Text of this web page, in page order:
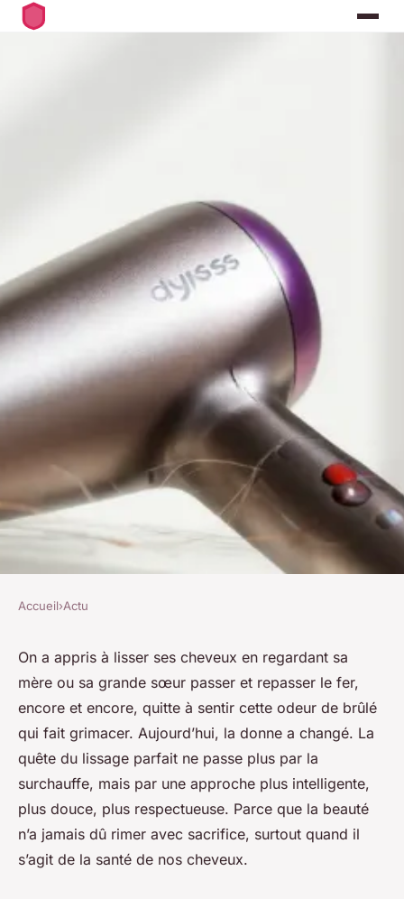
Guide d'achat pour choisir le
meilleur lisseur Dyson
Viviana• 15/05/2026 16:46•12 min de lecture
Accueil›Actu
On a appris à lisser ses cheveux en regardant sa
mère ou sa grande sœur passer et repasser le fer,
encore et encore, quitte à sentir cette odeur de brûlé
qui fait grimacer. Aujourd’hui, la donne a changé. La
quête du lissage parfait ne passe plus par la
surchauffe, mais par une approche plus intelligente,
plus douce, plus respectueuse. Parce que la beauté
n’a jamais dû rimer avec sacrifice, surtout quand il
s’agit de la santé de nos cheveux.